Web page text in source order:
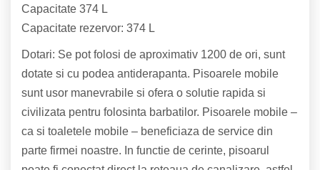
Capacitate 374 L
Capacitate rezervor: 374 L
Dotari: Se pot folosi de aproximativ 1200 de ori, sunt
dotate si cu podea antiderapanta. Pisoarele mobile
sunt usor manevrabile si ofera o solutie rapida si
civilizata pentru folosinta barbatilor. Pisoarele mobile –
ca si toaletele mobile – beneficiaza de service din
parte firmei noastre. In functie de cerinte, pisoarul